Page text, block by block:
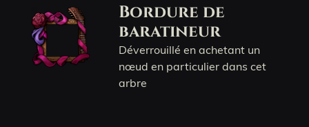
Bordure de
baratineur
Déverrouillé en achetant un
nœud en particulier dans cet
arbre